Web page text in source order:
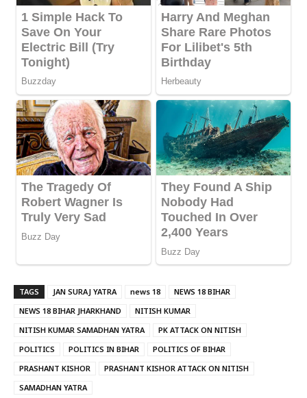
TAGS JAN SURAJ YATRA news 18
NEWS 18 BIHAR
NEWS 18 BIHAR JHARKHAND
NITISH KUMAR
NITISH KUMAR SAMADHAN YATRA
PK ATTACK ON NITISH
POLITICS
POLITICS IN BIHAR
POLITICS OF BIHAR
PRASHANT KISHOR
PRASHANT KISHOR ATTACK ON NITISH
SAMADHAN YATRA